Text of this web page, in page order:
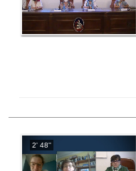
2' 48''